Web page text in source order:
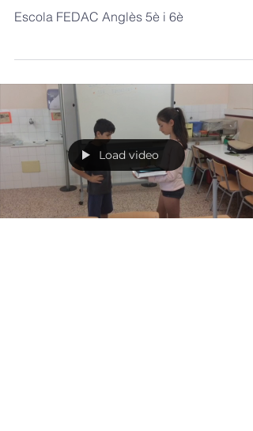
Escola FEDAC Anglès 5è i 6è
Load video